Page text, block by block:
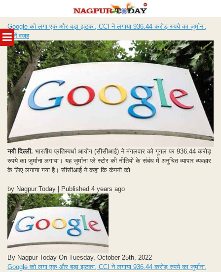
MENU
to
content
Google को लगा एक और बड़ा झटका, CCI ने लगाया 936.44 करोड़ रुपये का जुर्माना,
जानें वजह
नयी दिल्ली. भारतीय प्रतिस्पर्धा आयोग (सीसीआई) ने मंगलवार को गूगल पर 936.44 करोड़
रुपये का जुर्माना लगाया। यह जुर्माना प्ले स्टोर की नीतियों के संबंध में अनुचित व्यापार व्यवहार
के लिए लगाया गया है। सीसीआई ने कहा कि कंपनी को...
by Nagpur Today | Published 4 years ago
By Nagpur Today On Tuesday, October 25th, 2022
Google को लगा एक और बड़ा झटका, CCI ने लगाया 936.44 करोड़ रुपये का जुर्माना,